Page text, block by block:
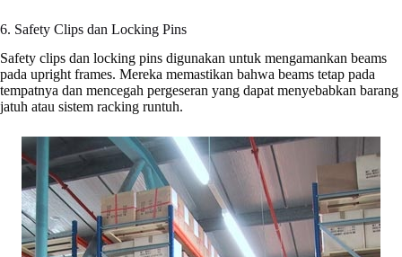
6. Safety Clips dan Locking Pins
Safety clips dan locking pins digunakan untuk mengamankan beams
pada upright frames. Mereka memastikan bahwa beams tetap pada
tempatnya dan mencegah pergeseran yang dapat menyebabkan barang
jatuh atau sistem racking runtuh.